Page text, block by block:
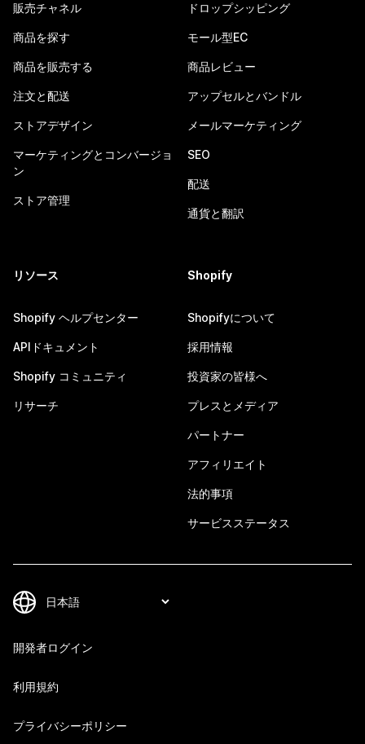
販売チャネル
商品を探す
商品を販売する
注文と配送
ストアデザイン
マーケティングとコンバージョ
ン
ストア管理
ドロップシッピング
モール型EC
商品レビュー
アップセルとバンドル
メールマーケティング
SEO
配送
通貨と翻訳
リソース
Shopify ヘルプセンター
APIドキュメント
Shopify コミュニティ
リサーチ
Shopify
Shopifyについて
採用情報
投資家の皆様へ
プレスとメディア
パートナー
アフィリエイト
法的事項
サービスステータス
開発者ログイン
利用規約
プライバシーポリシー